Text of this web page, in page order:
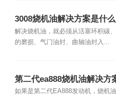
3008烧机油解决方案是什么
解决烧机油，就必须从活塞环积碳
的磨损、气门油封、曲轴油封入...
第二代ea888烧机油解决方
如果是第二代EA888发动机，烧机